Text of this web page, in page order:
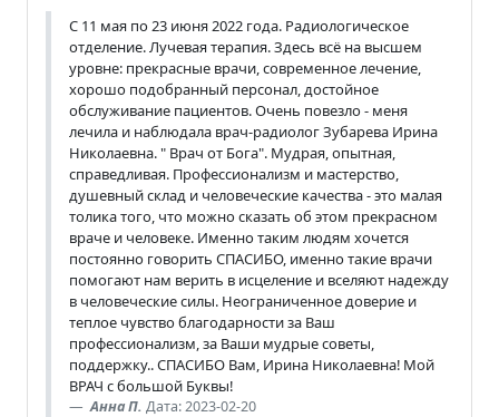
С 11 мая по 23 июня 2022 года. Радиологическое
отделение. Лучевая терапия. Здесь всё на высшем
уровне: прекрасные врачи, современное лечение,
хорошо подобранный персонал, достойное
обслуживание пациентов. Очень повезло - меня
лечила и наблюдала врач-радиолог Зубарева Ирина
Николаевна. " Врач от Бога". Мудрая, опытная,
справедливая. Профессионализм и мастерство,
душевный склад и человеческие качества - это малая
толика того, что можно сказать об этом прекрасном
враче и человеке. Именно таким людям хочется
постоянно говорить СПАСИБО, именно такие врачи
помогают нам верить в исцеление и вселяют надежду
в человеческие силы. Неограниченное доверие и
теплое чувство благодарности за Ваш
профессионализм, за Ваши мудрые советы,
поддержку.. СПАСИБО Вам, Ирина Николаевна! Мой
ВРАЧ с большой Буквы!
Анна П. Дата: 2023-02-20